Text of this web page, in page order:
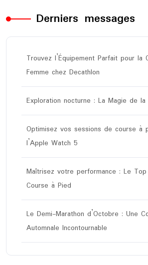
Derniers messages
Trouvez l’Équipement Parfait pour la
Femme chez Decathlon
Exploration nocturne : La Magie de
Optimisez vos sessions de course à
l’Apple Watch 5
Maîtrisez votre performance : Le Top
Course à Pied
Le Demi-Marathon d’Octobre : Une
Automnale Incontournable